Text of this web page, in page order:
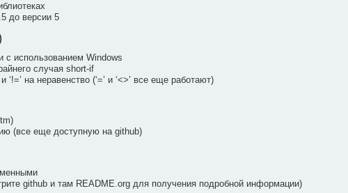
до версии 5
с использованием Windows
случая short-if
‘!=’ на неравенство (‘=’ и ‘<>’ все еще работают)
(все еще доступную на github)
github и там README.org для получения подробной информации)